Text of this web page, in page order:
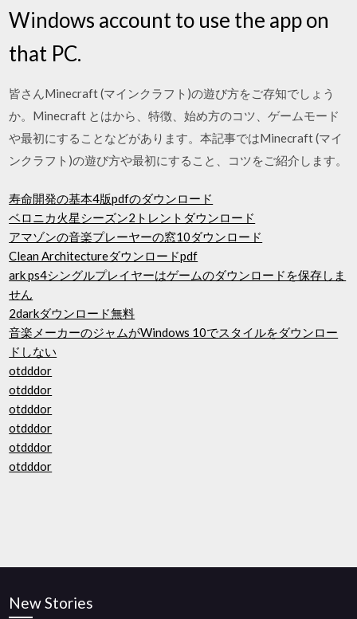
Windows account to use the app on
that PC.
皆さんMinecraft (マインクラフト)の遊び方をご存知でしょう
か。Minecraft とはから、特徴、始め方のコツ、ゲームモード
や最初にすることなどがあります。本記事ではMinecraft (マイ
ンクラフト)の遊び方や最初にすること、コツをご紹介します。
寿命開発の基本4版pdfのダウンロード
ベロニカ火星シーズン2トレントダウンロード
アマゾンの音楽プレーヤーの窓10ダウンロード
Clean Architectureダウンロードpdf
ark ps4シングルプレイヤーはゲームのダウンロードを保存しま
せん
2darkダウンロード無料
音楽メーカーのジャムがWindows 10でスタイルをダウンロー
ドしない
otdddor
otdddor
otdddor
otdddor
otdddor
otdddor
New Stories